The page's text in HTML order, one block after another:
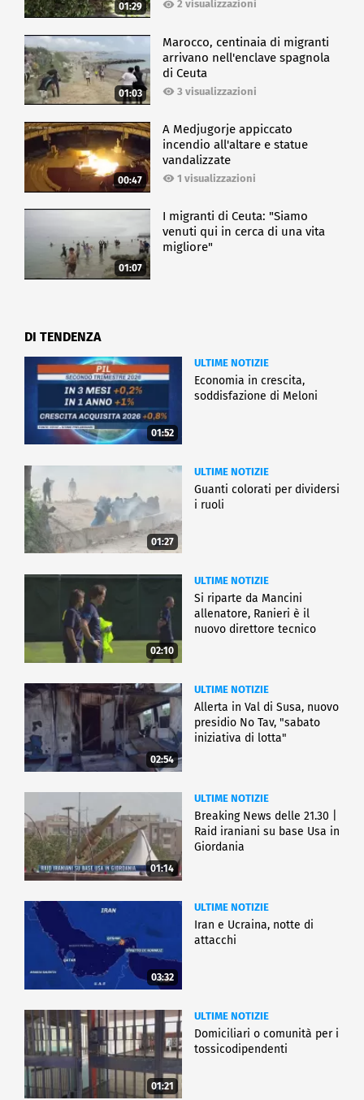
01:29 2 visualizzazioni
01:03
Marocco, centinaia di migranti
arrivano nell'enclave spagnola
di Ceuta
3 visualizzazioni
00:47
A Medjugorje appiccato
incendio all'altare e statue
vandalizzate
1 visualizzazioni
01:07
I migranti di Ceuta: "Siamo
venuti qui in cerca di una vita
migliore"
DI TENDENZA
01:52
ULTIME NOTIZIE
Economia in crescita,
soddisfazione di Meloni
01:27
ULTIME NOTIZIE
Guanti colorati per dividersi
i ruoli
02:10
ULTIME NOTIZIE
Si riparte da Mancini
allenatore, Ranieri è il
nuovo direttore tecnico
02:54
ULTIME NOTIZIE
Allerta in Val di Susa, nuovo
presidio No Tav, "sabato
iniziativa di lotta"
01:14
ULTIME NOTIZIE
Breaking News delle 21.30 |
Raid iraniani su base Usa in
Giordania
03:32
ULTIME NOTIZIE
Iran e Ucraina, notte di
attacchi
01:21
ULTIME NOTIZIE
Domiciliari o comunità per i
tossicodipendenti